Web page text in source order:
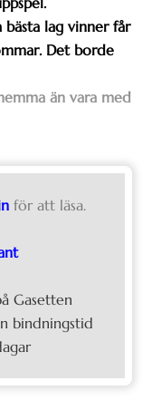
bästa lag vinner får
Det borde
än vara med
för att läsa.
Gasetten
bindningstid